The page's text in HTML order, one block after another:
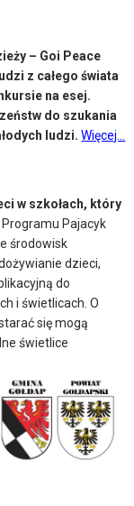
– Goi Peace
z całego świata
na esej.
do szukania
ludzi. Więcej…
w szkołach, który
Pajacyk
środowisk
dzieci,
do
i świetlicach. O
się mogą
świetlice